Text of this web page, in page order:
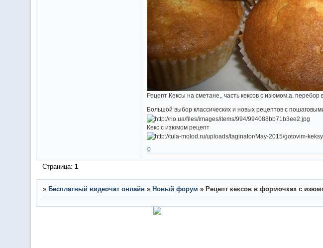
Рецепт Кексы на сметане,. часть кексов с изюмом,а. перебор
Большой выбор классических и новых рецептов с
Кекс с изюмом рецепт
0
Страница: 1
» Бесплатный видеочат онлайн » Новый форум » Рецепт кексов в формочках с